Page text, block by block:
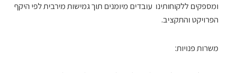
ללקוחותינו עובדים מיומנים תוך גמישות מירבית לפי היקף
והתקציב.
פנויות: